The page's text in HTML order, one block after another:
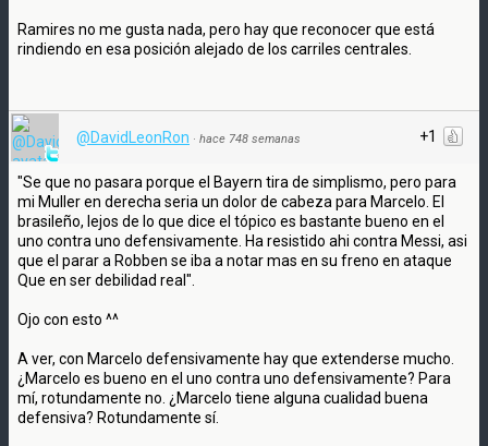
Ramires no me gusta nada, pero hay que reconocer que está
rindiendo en esa posición alejado de los carriles centrales.
+1
@DavidLeonRon · hace 748 semanas
"Se que no pasara porque el Bayern tira de simplismo, pero para
mi Muller en derecha seria un dolor de cabeza para Marcelo. El
brasileño, lejos de lo que dice el tópico es bastante bueno en el
uno contra uno defensivamente. Ha resistido ahi contra Messi, asi
que el parar a Robben se iba a notar mas en su freno en ataque
Que en ser debilidad real".
Ojo con esto ^^
A ver, con Marcelo defensivamente hay que extenderse mucho.
¿Marcelo es bueno en el uno contra uno defensivamente? Para
mí, rotundamente no. ¿Marcelo tiene alguna cualidad buena
defensiva? Rotundamente sí.